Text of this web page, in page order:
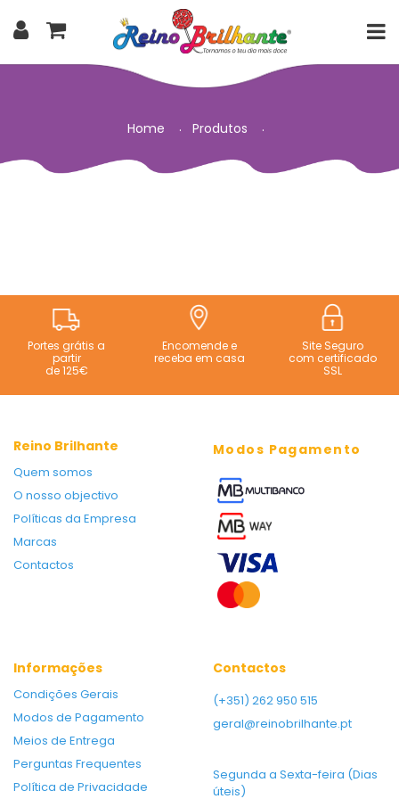
Home Produtos
Portes grátis a
partir
de 125€
Encomende e
receba em casa
Site Seguro
com certificado
SSL
Reino Brilhante
Quem somos
O nosso objectivo
Políticas da Empresa
Marcas
Contactos
Modos Pagamento
Informações
Condições Gerais
Modos de Pagamento
Meios de Entrega
Perguntas Frequentes
Política de Privacidade
Contactos
(+351) 262 950 515
geral@reinobrilhante.pt
Segunda a Sexta-feira (Dias
úteis)